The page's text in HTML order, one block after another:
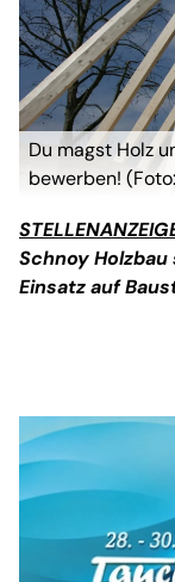
Du magst Holz
bewerben!
Schnoy
Einsatz auf